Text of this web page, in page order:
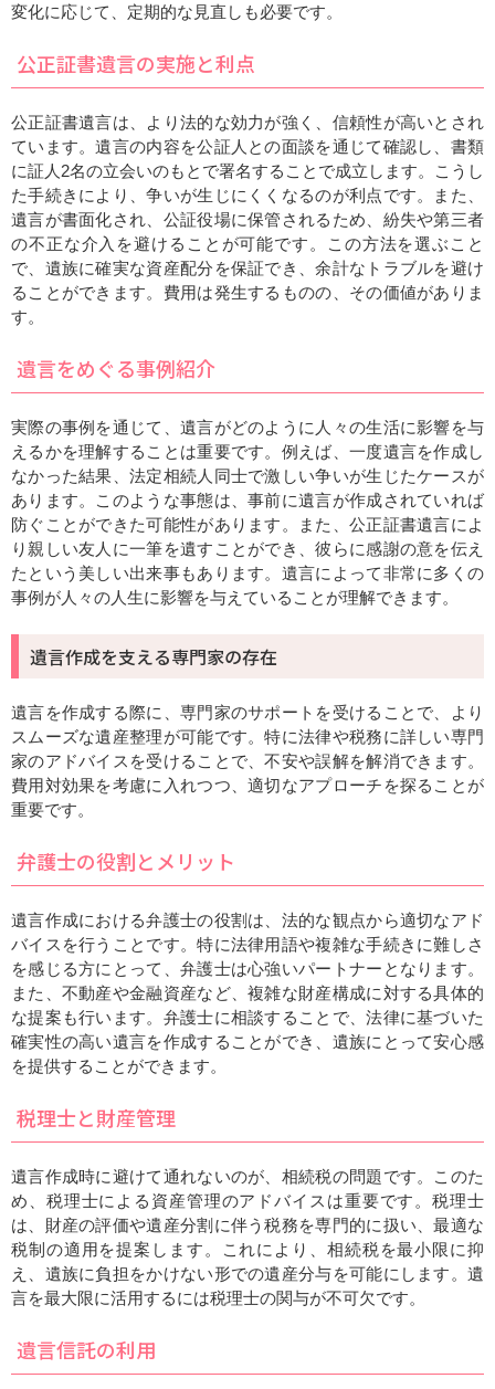
変化に応じて、定期的な見直しも必要です。
公正証書遺言の実施と利点
公正証書遺言は、より法的な効力が強く、信頼性が高いとされ
ています。遺言の内容を公証人との面談を通じて確認し、書類
に証人2名の立会いのもとで署名することで成立します。こうし
た手続きにより、争いが生じにくくなるのが利点です。また、
遺言が書面化され、公証役場に保管されるため、紛失や第三者
の不正な介入を避けることが可能です。この方法を選ぶこと
で、遺族に確実な資産配分を保証でき、余計なトラブルを避け
ることができます。費用は発生するものの、その価値がありま
す。
遺言をめぐる事例紹介
実際の事例を通じて、遺言がどのように人々の生活に影響を与
えるかを理解することは重要です。例えば、一度遺言を作成し
なかった結果、法定相続人同士で激しい争いが生じたケースが
あります。このような事態は、事前に遺言が作成されていれば
防ぐことができた可能性があります。また、公正証書遺言によ
り親しい友人に一筆を遺すことができ、彼らに感謝の意を伝え
たという美しい出来事もあります。遺言によって非常に多くの
事例が人々の人生に影響を与えていることが理解できます。
遺言作成を支える専門家の存在
遺言を作成する際に、専門家のサポートを受けることで、より
スムーズな遺産整理が可能です。特に法律や税務に詳しい専門
家のアドバイスを受けることで、不安や誤解を解消できます。
費用対効果を考慮に入れつつ、適切なアプローチを探ることが
重要です。
弁護士の役割とメリット
遺言作成における弁護士の役割は、法的な観点から適切なアド
バイスを行うことです。特に法律用語や複雑な手続きに難しさ
を感じる方にとって、弁護士は心強いパートナーとなります。
また、不動産や金融資産など、複雑な財産構成に対する具体的
な提案も行います。弁護士に相談することで、法律に基づいた
確実性の高い遺言を作成することができ、遺族にとって安心感
を提供することができます。
税理士と財産管理
遺言作成時に避けて通れないのが、相続税の問題です。このた
め、税理士による資産管理のアドバイスは重要です。税理士
は、財産の評価や遺産分割に伴う税務を専門的に扱い、最適な
税制の適用を提案します。これにより、相続税を最小限に抑
え、遺族に負担をかけない形での遺産分与を可能にします。遺
言を最大限に活用するには税理士の関与が不可欠です。
遺言信託の利用